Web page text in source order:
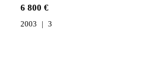
6 800 €
2003 3